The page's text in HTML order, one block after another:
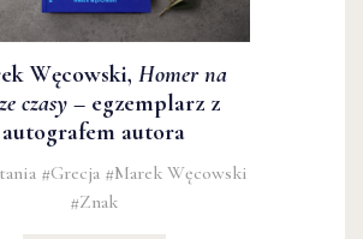
Węcowski, Homer na
czasy– egzemplarz z
autografem autora
#Grecja #Marek Węcowski
#Znak